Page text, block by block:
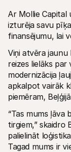
Ar Mollie Capital
izturēja savu
finansējumu, lai
Viņi atvēra jaunu
reizes lielāks par
modernizācija
apkalpot vairāk
piemēram,
“Tas mums ļāva
tirgiem,” skaidro
palielināt
Tagad mums ir